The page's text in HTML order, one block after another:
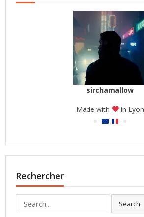
sirchamallow
Made with in Lyon
Rechercher
for:
Search